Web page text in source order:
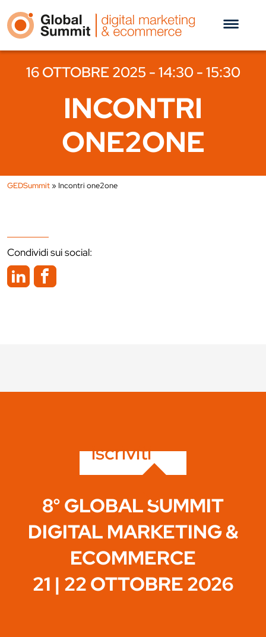
16 OTTOBRE 2025 - 14:30 - 15:30
INCONTRI
ONE2ONE
GEDSummit» Incontri one2one
Condividi sui social:
iscriviti
8° GLOBAL SUMMIT
DIGITAL MARKETING &
ECOMMERCE
21 | 22 OTTOBRE 2026